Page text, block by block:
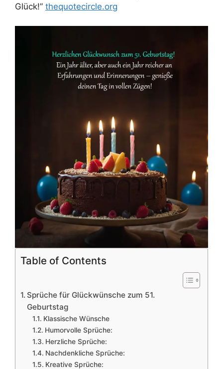
Glück!” thequotecircle.org
Table of Contents
Sprüche für Glückwünsche zum 51.
Geburtstag
Klassische Wünsche
Humorvolle Sprüche:
Herzliche Sprüche:
Nachdenkliche Sprüche:
Kreative Sprüche: